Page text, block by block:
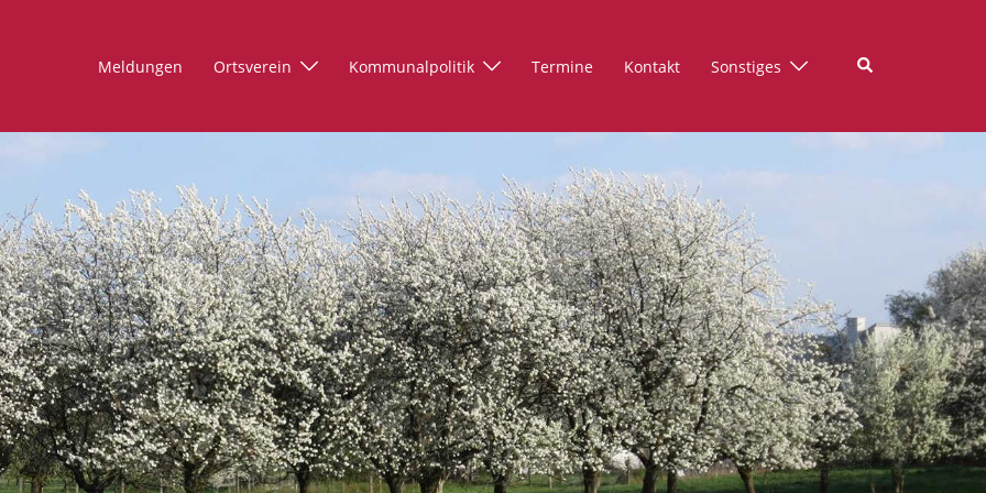
Meldungen Ortsverein Kommunalpolitik Termine Kontakt Sonstiges Suche